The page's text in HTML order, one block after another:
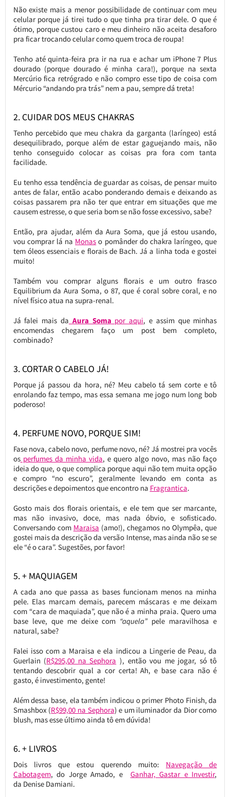
Não existe mais a menor possibilidade de continuar com meu
celular porque já tirei tudo o que tinha pra tirar dele. O que é
ótimo, porque custou caro e meu dinheiro não aceita desaforo
pra ficar trocando celular como quem troca de roupa!
Tenho até quinta-feira pra ir na rua e achar um iPhone 7 Plus
dourado (porque dourado é minha cara!), porque na sexta
Mercúrio fica retrógrado e não compro esse tipo de coisa com
Mércurio “andando pra trás” nem a pau, sempre dá treta!
2. CUIDAR DOS MEUS CHAKRAS
Tenho percebido que meu chakra da garganta (laríngeo) está
desequilibrado, porque além de estar gaguejando mais, não
tenho conseguido colocar as coisas pra fora com tanta
facilidade.
Eu tenho essa tendência de guardar as coisas, de pensar muito
antes de falar, então acabo ponderando demais e deixando as
coisas passarem pra não ter que entrar em situações que me
causem estresse, o que seria bom se não fosse excessivo, sabe?
Então, pra ajudar, além da Aura Soma, que já estou usando,
vou comprar lá na Monas o pomânder do chakra laríngeo, que
tem óleos essenciais e florais de Bach. Já a linha toda e gostei
muito!
Também vou comprar alguns florais e um outro frasco
Equilibrium da Aura Soma, o 87, que é coral sobre coral, e no
nível físico atua na supra-renal.
Já falei mais da Aura Soma por aqui, e assim que minhas
encomendas chegarem faço um post bem completo,
combinado?
3. CORTAR O CABELO JÁ!
Porque já passou da hora, né? Meu cabelo tá sem corte e tô
enrolando faz tempo, mas essa semana me jogo num long bob
poderoso!
4. PERFUME NOVO, PORQUE SIM!
Fase nova, cabelo novo, perfume novo, né? Já mostrei pra vocês
osperfumes da minha vida, e quero algo novo, mas não faço
ideia do que, o que complica porque aqui não tem muita opção
e compro “no escuro”, geralmente levando em conta as
descrições e depoimentos que encontro na Fragrantica.
Gosto mais dos florais orientais, e ele tem que ser marcante,
mas não invasivo, doce, mas nada óbvio, e sofisticado.
Conversando com Maraisa (amo!), chegamos no Olympêa, que
gostei mais da descrição da versão Intense, mas ainda não se se
ele “é o cara”. Sugestões, por favor!
5. + MAQUIAGEM
A cada ano que passa as bases funcionam menos na minha
pele. Elas marcam demais, parecem máscaras e me deixam
com “cara de maquiada”, que não é a minha praia. Quero uma
base leve, que me deixe com “aquela”pele maravilhosa e
natural, sabe?
Falei isso com a Maraisa e ela indicou a Lingerie de Peau, da
Guerlain (R$295,00 na Sephora ), então vou me jogar, só tô
tentando descobrir qual a cor certa! Ah, e base cara não é
gasto, é investimento, gente!
Além dessa base, ela também indicou o primer Photo Finish, da
Smashbox (R$99,00 na Sephora) e um iluminador da Dior como
blush, mas esse último ainda tô em dúvida!
6. + LIVROS
Dois livros que estou querendo muito: Navegação de
Cabotagem, do Jorge Amado, e Ganhar, Gastar e Investir,
da Denise Damiani.